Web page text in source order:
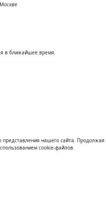
в ближайшее время.
нашего сайта. Продолжая
cookie-файлов.